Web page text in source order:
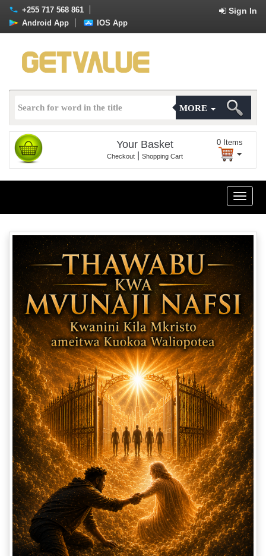
+255 717 568 861 Sign In
Android App IOS App
MORE
Your Basket
Checkout Shopping Cart
0 Items
Toggle